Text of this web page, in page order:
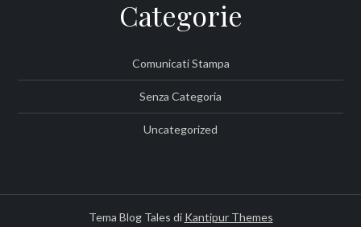
Categorie
Comunicati Stampa
Senza Categoria
Uncategorized
Tema Blog Tales di Kantipur Themes